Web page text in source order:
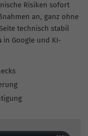
Risiken sofort
an, ganz ohne
technisch stabil
in Google und KI-